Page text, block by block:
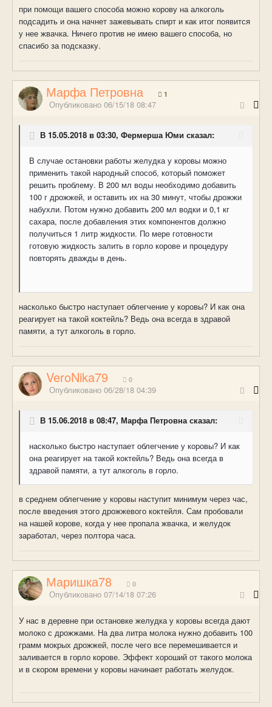
при помощи вашего способа можно корову на алкоголь
подсадить и она начнет зажевывать спирт и как итог появится
у нее жвачка. Ничего против не имею вашего способа, но
спасибо за подсказку.
Марфа Петровна 1
Опубликовано 06/15/18 08:47
В 15.05.2018 в 03:30, Фермерша Юми сказал:
В случае остановки работы желудка у коровы можно
применить такой народный способ, который поможет
решить проблему. В 200 мл воды необходимо добавить
100 г дрожжей, и оставить их на 30 минут, чтобы дрожжи
набухли. Потом нужно добавить 200 мл водки и 0,1 кг
сахара, после добавления этих компонентов должно
получиться 1 литр жидкости. По мере готовности
готовую жидкость залить в горло корове и процедуру
повторять дважды в день.
насколько быстро наступает облегчение у коровы? И как она
реагирует на такой коктейль? Ведь она всегда в здравой
памяти, а тут алкоголь в горло.
VeroNika79 0
Опубликовано 06/28/18 04:39
В 15.06.2018 в 08:47, Марфа Петровна сказал:
насколько быстро наступает облегчение у коровы? И как
она реагирует на такой коктейль? Ведь она всегда в
здравой памяти, а тут алкоголь в горло.
в среднем облегчение у коровы наступит минимум через час,
после введения этого дрожжевого коктейля. Сам пробовали
на нашей корове, когда у нее пропала жвачка, и желудок
заработал, через полтора часа.
Маришка78 0
Опубликовано 07/14/18 07:26
У нас в деревне при остановке желудка у коровы всегда дают
молоко с дрожжами. На два литра молока нужно добавить 100
грамм мокрых дрожжей, после чего все перемешивается и
заливается в горло корове. Эффект хороший от такого молока
и в скором времени у коровы начинает работать желудок.